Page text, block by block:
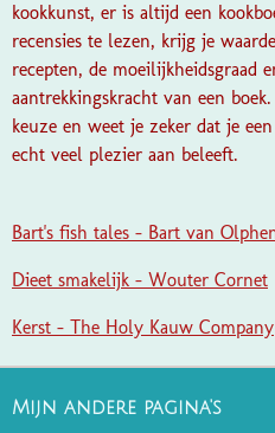
kookkunst, er is altijd een
recensies te lezen, krijg je
recepten, de moeilijkheidsgraad
aantrekkingskracht van een
keuze en weet je zeker dat je
echt veel plezier aan beleeft.
Bart's fish tales - Bart van
Dieet smakelijk - Wouter Cornet
Kerst - The Holy Kauw Company
Mijn andere pagina's